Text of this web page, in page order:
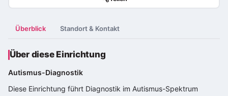
Überblick Standort & Kontakt
Über diese Einrichtung
Autismus-Diagnostik
Diese Einrichtung führt Diagnostik im Autismus-Spektrum